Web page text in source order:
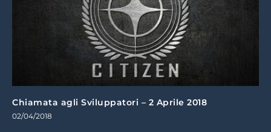
Chiamata agli Sviluppatori – 2 Aprile 2018
02/04/2018